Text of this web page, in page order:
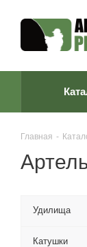
Главная -
Удилища
Катушки